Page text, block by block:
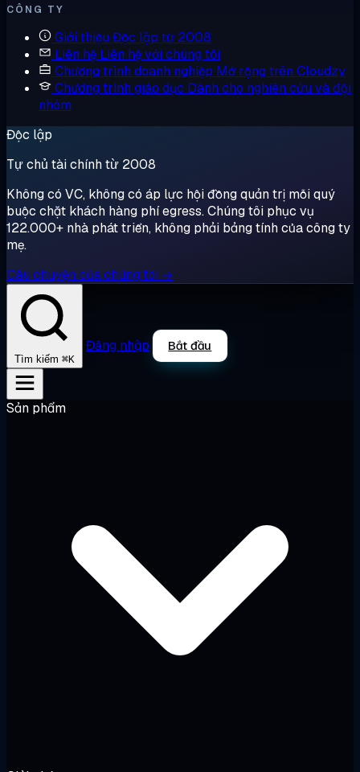
CÔNG TY
Giới thiệu Độc lập từ 2008
Liên hệ Liên hệ với chúng tôi
Chương trình doanh nghiệp Mở rộng trên Cloudzy
Chương trình giáo dục Dành cho nghiên cứu và đội
nhóm
Độc lập
Tự chủ tài chính từ 2008
Không có VC, không có áp lực hội đồng quản trị mỗi quý
buộc chặt khách hàng phí egress. Chúng tôi phục vụ
122.000+ nhà phát triển, không phải bảng tính của công ty
mẹ.
Câu chuyện của chúng tôi →
Tìm kiếm ⌘K
Đăng nhập Bắt đầu
Sản phẩm